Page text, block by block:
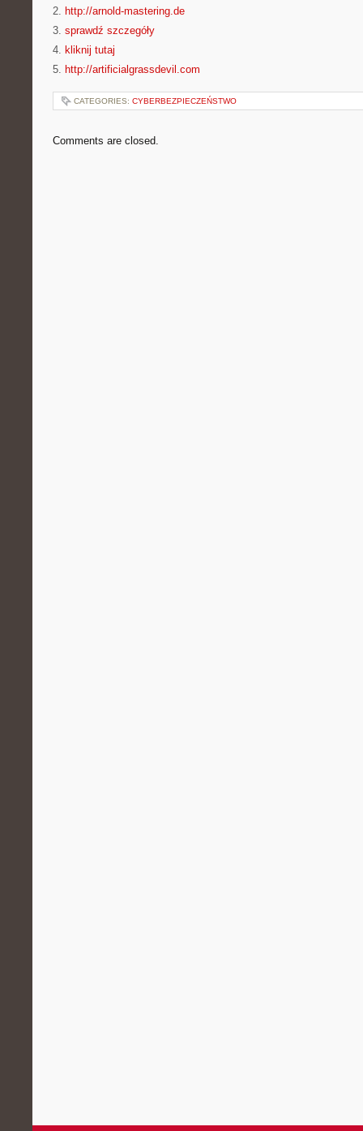
2. http://arnold-mastering.de
3. sprawdź szczegóły
4. kliknij tutaj
5. http://artificialgrassdevil.com
CATEGORIES: CYBERBEZPIECZEŃSTWO
Comments are closed.